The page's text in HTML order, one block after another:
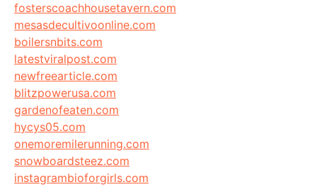
fosterscoachhousetavern.com
mesasdecultivoonline.com
boilersnbits.com
latestviralpost.com
newfreearticle.com
blitzpowerusa.com
gardenofeaten.com
hycys05.com
onemoremilerunning.com
snowboardsteez.com
instagrambioforgirls.com